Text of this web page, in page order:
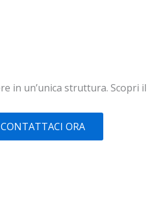
in un’unica struttura.
CONTATTACI ORA